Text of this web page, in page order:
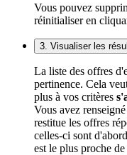
Vous pouvez
réinitialiser en
3. Visualiser les
La liste des offres
pertinence. Cela
plus à vos critères
Vous avez
restitue les offres
celles-ci sont
est le plus proche